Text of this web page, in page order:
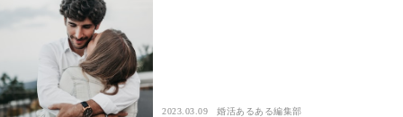
2023.03.09 婚活あるある編集部